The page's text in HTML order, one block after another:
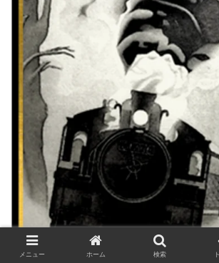
メニュー ホーム 検索